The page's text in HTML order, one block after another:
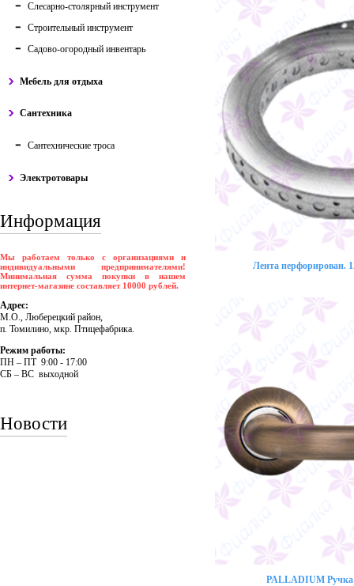
Слесарно-столярный инструмент
Строительный инструмент
Садово-огородный инвентарь
Мебель для отдыха
Сантехника
Сантехнические троса
Электротовары
Информация
Мы работаем только с организациями и
индивидуальными предпринимателями!
Минимальная сумма покупки в нашем
интернет-магазине составляет 10000 рублей.
Адрес:
М.О., Люберецкий район,
п. Томилино, мкр. Птицефабрика.
Режим работы:
ПH – ПT 9:00 - 17:00
CБ – BC выходной
Новости
Лента перфорирован.
PALLADIUM Ручка